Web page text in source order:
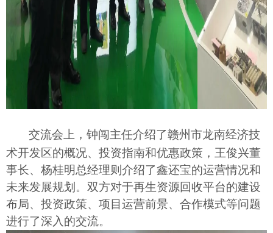
交流会上 ， 钟闯主任介绍了赣州市龙南经济技
术开发区的概况、投资指南和优惠政策，王俊兴董
事长、杨桂明总经理则介绍了鑫还宝的运营情况和
未来发展规划。双方对于再生资源回收平台的建设
布局、投资政策、项目运营前景、合作模式等问题
进行了深入的交流。